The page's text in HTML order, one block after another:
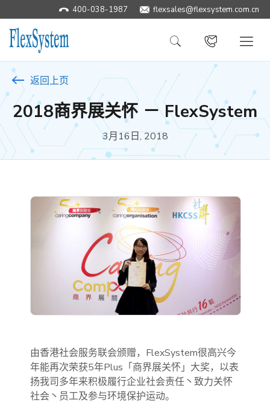
400-038-1987 ​flexsales@flexsystem.com.cn
返回上页
2018商界展关怀 － FlexSystem
3月16日, 2018
由香港社会服务联会颁赠，FlexSystem很高兴今
年能再次荣获5年Plus「商界展关怀」大奖，以表
扬我司多年来积极履行企业社会责任丶致力关怀
社会丶员工及参与环境保护运动。